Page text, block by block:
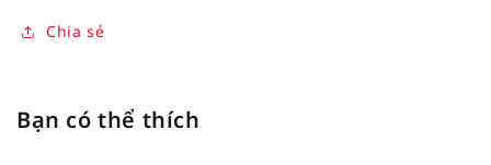
Chia sẻ
Bạn có thể thích